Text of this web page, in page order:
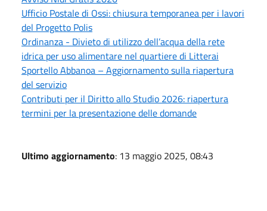
Ufficio Postale di Ossi: chiusura temporanea per i lavori
del Progetto Polis
Ordinanza - Divieto di utilizzo dell’acqua della rete
idrica per uso alimentare nel quartiere di Litterai
Sportello Abbanoa – Aggiornamento sulla riapertura
del servizio
Contributi per il Diritto allo Studio 2026: riapertura
termini per la presentazione delle domande
Ultimo aggiornamento: 13 maggio 2025, 08:43